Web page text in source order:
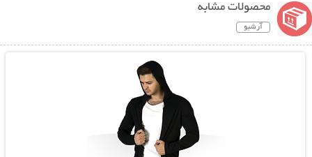
محصولات مشابه
آرشیو